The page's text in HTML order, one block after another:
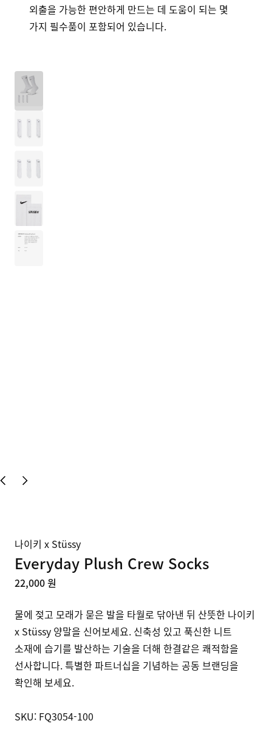
외출을 가능한 편안하게 만드는 데 도움이 되는 몇
가지 필수품이 포함되어 있습니다.
나이키 x Stüssy
Everyday Plush Crew Socks
22,000 원
물에 젖고 모래가 묻은 발을 타월로 닦아낸 뒤 산뜻한 나이키
x Stüssy 양말을 신어보세요. 신축성 있고 푹신한 니트
소재에 습기를 발산하는 기술을 더해 한결같은 쾌적함을
선사합니다. 특별한 파트너십을 기념하는 공동 브랜딩을
확인해 보세요.
SKU: FQ3054-100